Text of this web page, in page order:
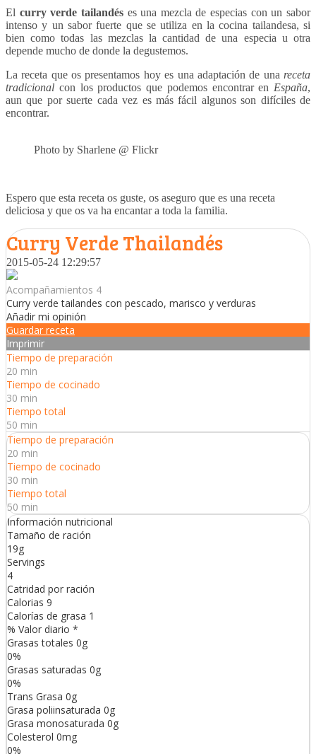
El curry verde tailandéses una mezcla de especias con un sabor
intenso y un sabor fuerte que se utiliza en la cocina tailandesa, si
bien como todas las mezclas la cantidad de una especia u otra
depende mucho de donde la degustemos.
La receta que os presentamos hoy es una adaptación de una receta
tradicional con los productos que podemos encontrar en España,
aun que por suerte cada vez es más fácil algunos son difíciles de
encontrar.
Photo by Sharlene @ Flickr
Espero que esta receta os guste, os aseguro que es una receta
deliciosa y que os va ha encantar a toda la familia.
Curry Verde Thailandés
2015-05-24 12:29:57
Acompañamientos 4
Curry verde tailandes con pescado, marisco y verduras
Añadir mi opinión
Guardar receta
Imprimir
Tiempo de preparación
20 min
Tiempo de cocinado
30 min
Tiempo total
50 min
Tiempo de preparación
20 min
Tiempo de cocinado
30 min
Tiempo total
50 min
Información nutricional
Tamaño de ración
19g
Servings
4
Catridad por ración
Calorias 9
Calorías de grasa 1
% Valor diario *
Grasas totales 0g
0%
Grasas saturadas 0g
0%
Trans Grasa 0g
Grasa poliinsaturada 0g
Grasa monosaturada 0g
Colesterol 0mg
0%